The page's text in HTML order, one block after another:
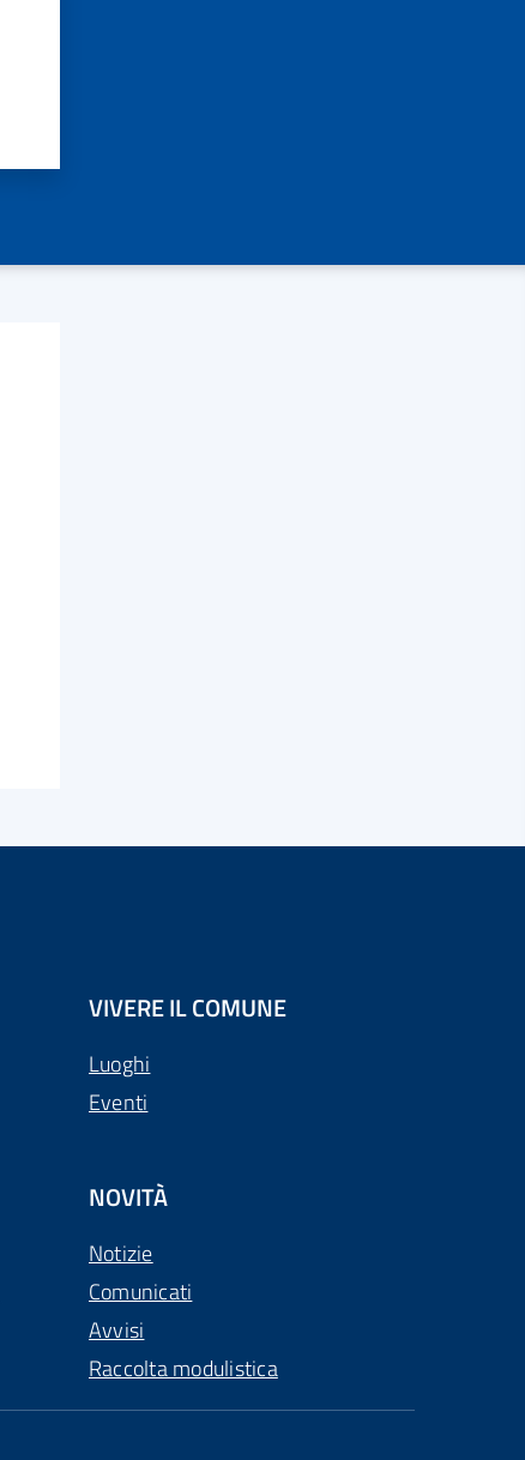
VIVERE IL COMUNE
Luoghi
Eventi
NOVITÀ
Notizie
Comunicati
Avvisi
Raccolta modulistica